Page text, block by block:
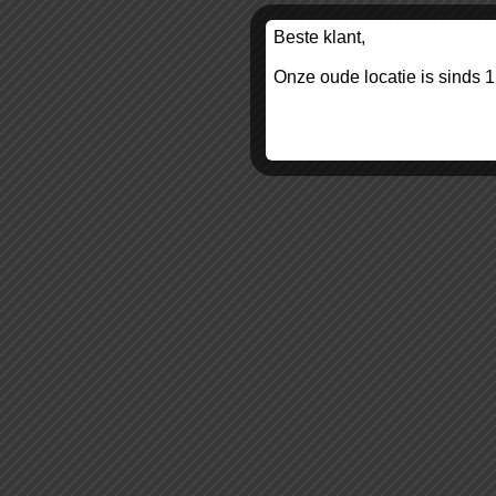
Beste klant,
Onze oude locatie is sinds